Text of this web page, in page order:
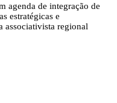
agenda de integração de
estratégicas e
associativista regional